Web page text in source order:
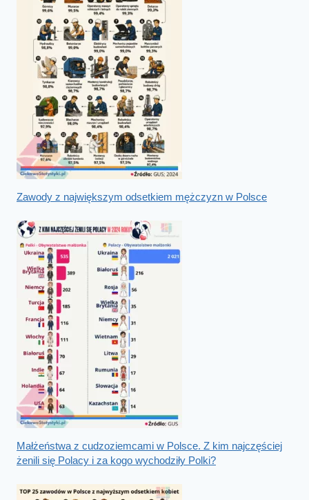
Zawody z największym odsetkiem mężczyzn w Polsce
Małżeństwa z cudzoziemcami w Polsce. Z kim najczęściej
żenili się Polacy i za kogo wychodziły Polki?